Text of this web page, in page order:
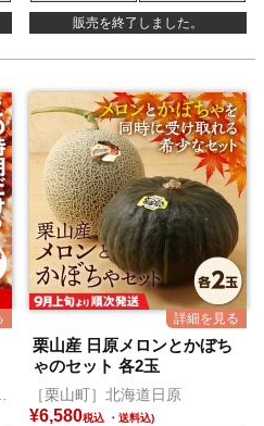
販売を終了しました。
栗山産 日原メロンとかぼち
ゃのセット 各2玉
［栗山町］北海道日原
¥6,580税込